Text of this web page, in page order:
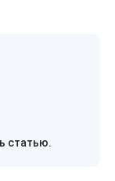
статью.